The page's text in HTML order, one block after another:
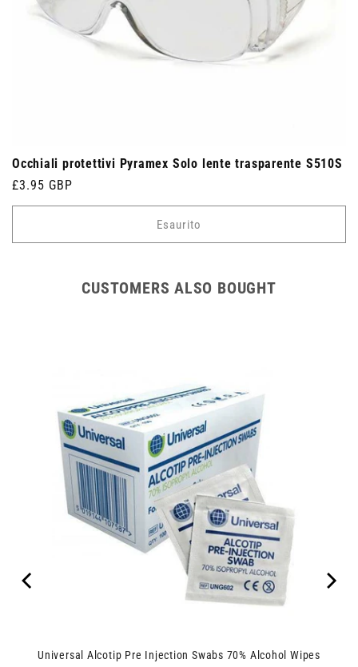
Occhiali protettivi Pyramex Solo lente trasparente S510S
Prezzo
di
£3.95 GBP
Esaurito
CUSTOMERS ALSO BOUGHT
Universal Alcotip Pre Injection Swabs 70% Alcohol Wipes